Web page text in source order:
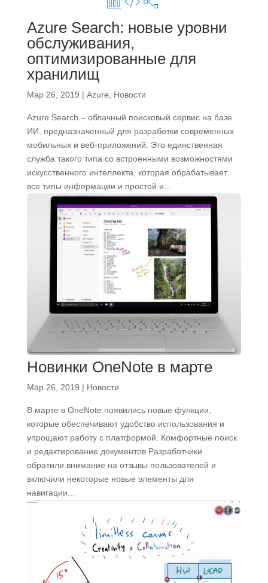
Azure Search: новые уровни
обслуживания,
оптимизированные для
хранилищ
Мар 26, 2019 | Azure, Новости
Azure Search – облачный поисковый сервис на базе
ИИ, предназначенный для разработки современных
мобильных и веб-приложений. Это единственная
служба такого типа со встроенными возможностями
искусственного интеллекта, которая обрабатывает
все типы информации и простой и...
Новинки OneNote в марте
Мар 26, 2019 | Новости
В марте в OneNote появились новые функции,
которые обеспечивают удобство использования и
упрощают работу с платформой. Комфортные поиск
и редактирование документов Разработчики
обратили внимание на отзывы пользователей и
включили некоторые новые элементы для
навигации...